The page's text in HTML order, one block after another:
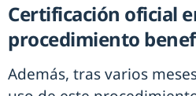
Certificación oficial
procedimiento
Además, tras varios